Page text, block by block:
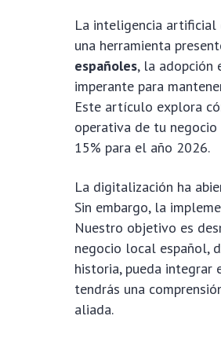
La inteligencia artificial
una herramienta
españoles, la adopción
imperante para
Este artículo explora
operativa de tu
15% para el año 2026.
La digitalización ha
Sin embargo, la
Nuestro objetivo es
negocio local español,
historia, pueda integrar
tendrás una
aliada.